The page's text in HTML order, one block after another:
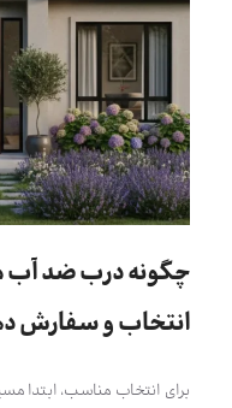
چگونه درب ضد آب
انتخاب و سفارش
برای انتخاب مناسب، ابتدا